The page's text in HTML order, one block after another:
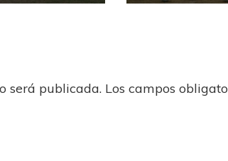
será publicada. Los campos